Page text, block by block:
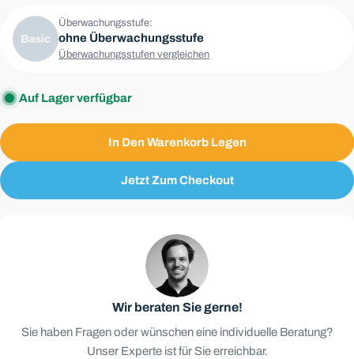
Überwachungsstufe:
ohne Überwachungsstufe
Überwachungsstufen vergleichen
Auf Lager verfügbar
In Den Warenkorb Legen
Jetzt Zum Checkout
Wir beraten Sie gerne!
Sie haben Fragen oder wünschen eine individuelle Beratung?
Unser Experte ist für Sie erreichbar.